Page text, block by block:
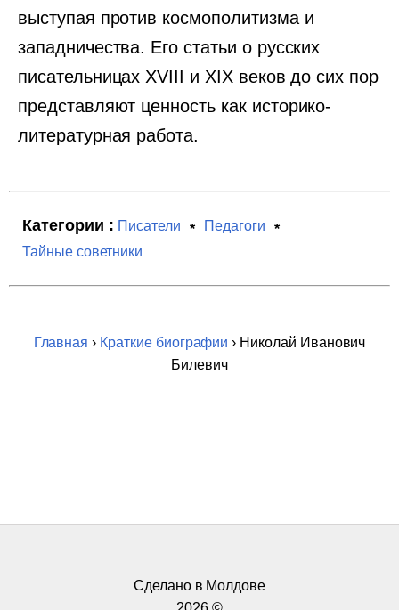
выступая против космополитизма и
западничества. Его статьи о русских
писательницах XVIII и XIX веков до сих пор
представляют ценность как историко-
литературная работа.
Категории : Писатели
Педагоги
Тайные советники
Главная › Краткие биографии › Николай Иванович
Билевич
Сделано в Молдове